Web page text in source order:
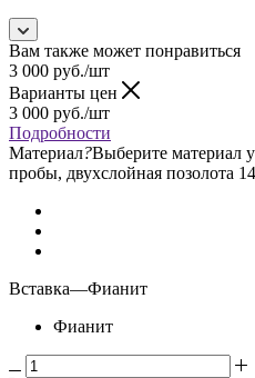
Вам также может понравиться
3 000 руб./шт
Варианты цен
3 000 руб./шт
Подробности
Материал?Выберите материал
пробы, двухслойная позолота
Вставка—Фианит
Фианит